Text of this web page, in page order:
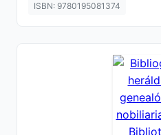
ISBN: 9780195081374